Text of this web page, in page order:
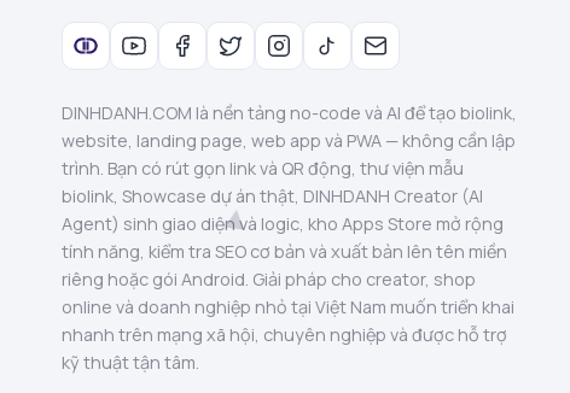
DINHDANH.COM là nền tảng no-code và AI để tạo biolink,
website, landing page, web app và PWA — không cần lập
trình. Bạn có rút gọn link và QR động, thư viện mẫu
biolink, Showcase dự án thật, DINHDANH Creator (AI
Agent) sinh giao diện và logic, kho Apps Store mở rộng
tính năng, kiểm tra SEO cơ bản và xuất bản lên tên miền
riêng hoặc gói Android. Giải pháp cho creator, shop
online và doanh nghiệp nhỏ tại Việt Nam muốn triển khai
nhanh trên mạng xã hội, chuyên nghiệp và được hỗ trợ
kỹ thuật tận tâm.